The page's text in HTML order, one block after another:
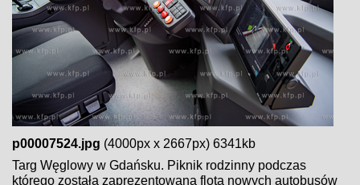
p00007524.jpg (4000px x 2667px) 6341kb
Targ Węglowy w Gdańsku. Piknik rodzinny podczas
którego została zaprezentowana flota nowych autobusów